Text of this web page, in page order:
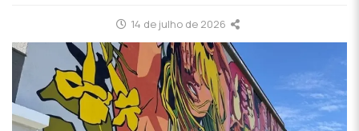
14 de julho de 2026